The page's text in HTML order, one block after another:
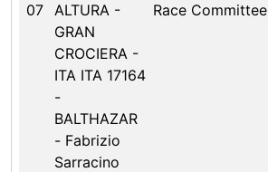
07 ALTURA -
GRAN
CROCIERA -
ITA ITA 17164
-
BALTHAZAR
- Fabrizio
Sarracino
Race Committee